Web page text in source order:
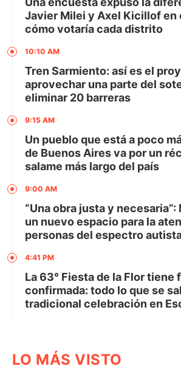
Javier Milei y Axel Kicillof en
cómo votaría cada distrito
10:10 AM
Tren Sarmiento: así es el
aprovechar una parte del
eliminar 20 barreras
9:15 AM
Un pueblo que está a poco
de Buenos Aires va por un
salame más largo del país
9:00 AM
“Una obra justa y
un nuevo espacio para la
personas del espectro
4:41 PM
La 63° Fiesta de la Flor tiene
confirmada: todo lo que se
tradicional celebración en
LO MÁS VISTO